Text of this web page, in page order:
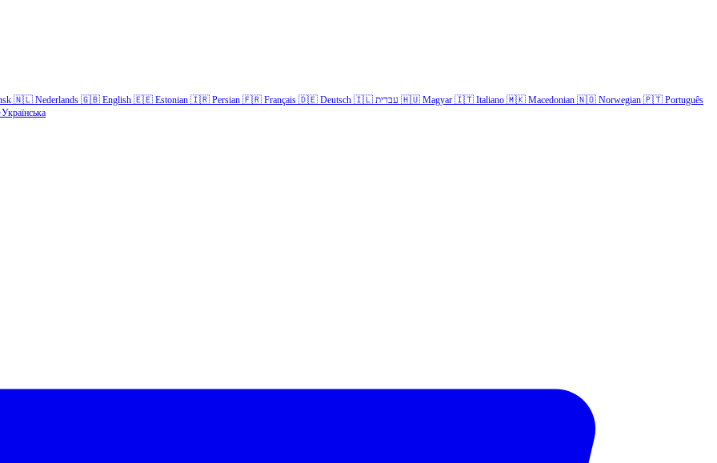
🇳🇱 Nederlands 🇬🇧 English 🇪🇪 Estonian 🇮🇷 Persian 🇫🇷 Français 🇩🇪 Deutsch 🇮🇱 עברית 🇭🇺 Magyar 🇮🇹 Italiano 🇲🇰 Macedonian 🇳🇴 Norwegian 🇵🇹 Português
Українська